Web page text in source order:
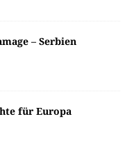
– Serbien
für Europa